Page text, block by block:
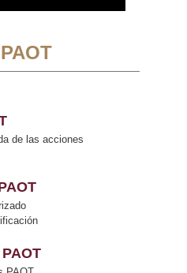
de las acciones